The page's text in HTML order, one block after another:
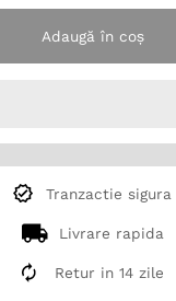
Adaugă în coș
Tranzactie sigura
Livrare rapida
Retur in 14 zile